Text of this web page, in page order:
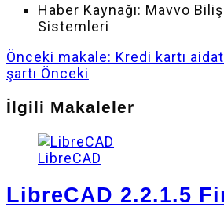
Haber Kaynağı: Mavvo
Sistemleri
Önceki makale: Kredi kartı
şartı Önceki
İlgili Makaleler
LibreCAD
LibreCAD 2.2.1.5